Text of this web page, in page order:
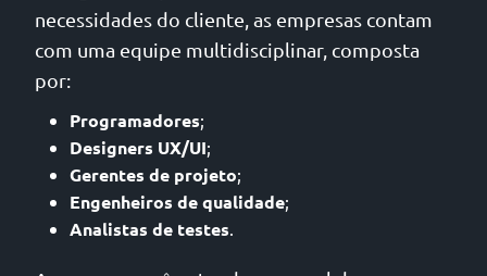
necessidades do cliente, as empresas contam
com uma equipe multidisciplinar, composta
por:
Programadores;
Designers UX/UI;
Gerentes de projeto;
Engenheiros de qualidade;
Analistas de testes.